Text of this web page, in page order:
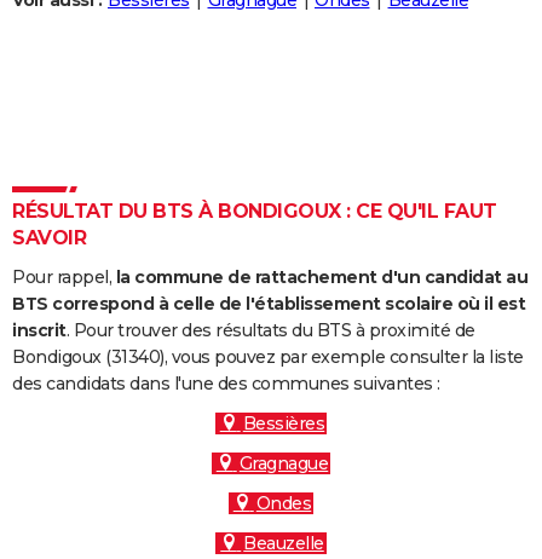
Carte de Noël
Carte Bonne année
Carte Saint-Valentin
Carte Pâques
Carte d'anniversaire
Dictionnaire
Biographies
Citations
Expressions
Proverbes
PROGRAMME TV
COPAINS D'AVANT
S'inscrire
Se connecter
Lycées
Collèges
Primaires
Universités
Entreprises
Service militaire
Avis de recherche
AVIS DE DÉCÈS
RÉSULTAT DU BTS À BONDIGOUX : CE QU'IL FAUT
SAVOIR
Pour rappel, la commune de rattachement d'un candidat au
BTS correspond à celle de l'établissement scolaire où il est
inscrit. Pour trouver des résultats du BTS à proximité de
Bondigoux (31340), vous pouvez par exemple consulter la liste
des candidats dans l'une des communes suivantes :
Bessières
Gragnague
Ondes
Beauzelle